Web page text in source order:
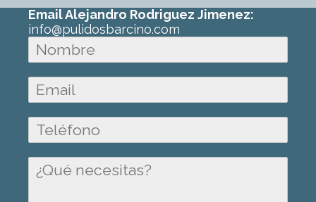
Email Alejandro Rodriguez Jimenez:
info@pulidosbarcino.com